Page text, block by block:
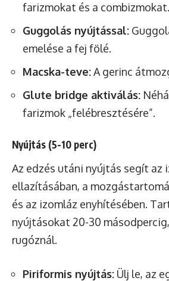
farizmokat és a combizmokat.
Guggolás nyújtással:
emelése a fej fölé.
Macska-teve:A gerinc
Glute bridge aktiválás:
farizmok „felébresztésére”.
Nyújtás (5-10 perc)
Az edzés utáni nyújtás segít az
ellazításában, a
és az izomláz enyhítésében.
nyújtásokat 20-30
rugóznál.
Piriformis nyújtás: Ülj le, az